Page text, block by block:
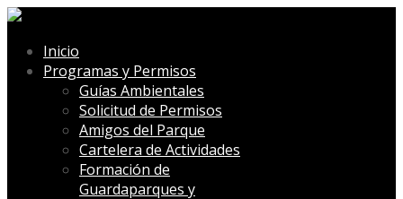
Inicio
Programas y Permisos
Guías Ambientales
Solicitud de Permisos
Amigos del Parque
Cartelera de Actividades
Formación de
Guardaparques y